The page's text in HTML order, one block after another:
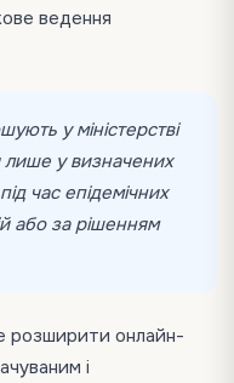
ведення
у міністерстві
лише у визначених
час епідемічних
або за рішенням
розширити онлайн-
і